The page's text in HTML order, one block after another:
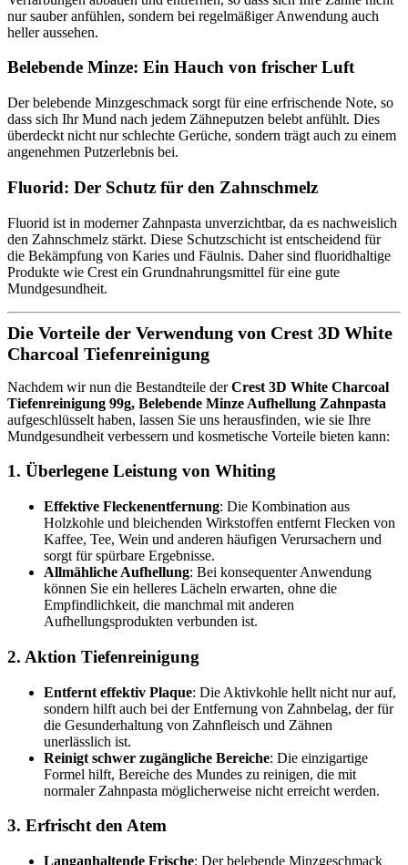
nur sauber anfühlen, sondern bei regelmäßiger Anwendung auch
heller aussehen.
Belebende Minze: Ein Hauch von frischer Luft
Der belebende Minzgeschmack sorgt für eine erfrischende Note, so
dass sich Ihr Mund nach jedem Zähneputzen belebt anfühlt. Dies
überdeckt nicht nur schlechte Gerüche, sondern trägt auch zu einem
angenehmen Putzerlebnis bei.
Fluorid: Der Schutz für den Zahnschmelz
Fluorid ist in moderner Zahnpasta unverzichtbar, da es nachweislich
den Zahnschmelz stärkt. Diese Schutzschicht ist entscheidend für
die Bekämpfung von Karies und Fäulnis. Daher sind fluoridhaltige
Produkte wie Crest ein Grundnahrungsmittel für eine gute
Mundgesundheit.
Die Vorteile der Verwendung von Crest 3D White
Charcoal Tiefenreinigung
Nachdem wir nun die Bestandteile derCrest 3D White Charcoal
Tiefenreinigung 99g, Belebende Minze Aufhellung Zahnpasta
aufgeschlüsselt haben, lassen Sie uns herausfinden, wie sie Ihre
Mundgesundheit verbessern und kosmetische Vorteile bieten kann:
1. Überlegene Leistung von Whiting
Effektive Fleckenentfernung: Die Kombination aus
Holzkohle und bleichenden Wirkstoffen entfernt Flecken von
Kaffee, Tee, Wein und anderen häufigen Verursachern und
sorgt für spürbare Ergebnisse.
Allmähliche Aufhellung: Bei konsequenter Anwendung
können Sie ein helleres Lächeln erwarten, ohne die
Empfindlichkeit, die manchmal mit anderen
Aufhellungsprodukten verbunden ist.
2. Aktion Tiefenreinigung
Entfernt effektiv Plaque: Die Aktivkohle hellt nicht nur auf,
sondern hilft auch bei der Entfernung von Zahnbelag, der für
die Gesunderhaltung von Zahnfleisch und Zähnen
unerlässlich ist.
Reinigt schwer zugängliche Bereiche: Die einzigartige
Formel hilft, Bereiche des Mundes zu reinigen, die mit
normaler Zahnpasta möglicherweise nicht erreicht werden.
3. Erfrischt den Atem
Langanhaltende Frische: Der belebende Minzgeschmack